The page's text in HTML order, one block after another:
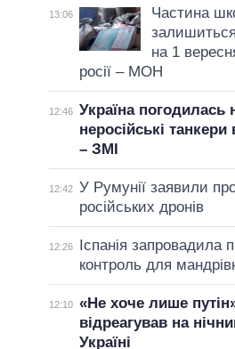
13:06
Частина
залишиться
на 1
росії – МОН
12:46 Україна погодилась
неросійські
– ЗМІ
12:42 У Румунії заявили
російських дронів
12:26
Іспанія запровадила
контроль для
12:10 «Не хоче лише
відреагував на
Україні